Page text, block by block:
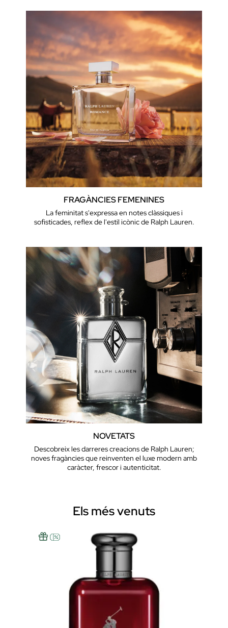
FRAGÀNCIES FEMENINES
La feminitat s'expressa en notes clàssiques i
sofisticades, reflex de l'estil icònic de Ralph Lauren.
NOVETATS
Descobreix les darreres creacions de Ralph Lauren;
noves fragàncies que reinventen el luxe modern amb
caràcter, frescor i autenticitat.
Els més venuts